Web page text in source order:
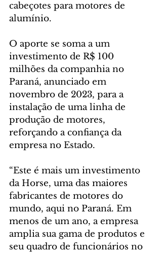
cabeçotes para motores de
alumínio.
O aporte se soma a um
investimento de R$ 100
milhões da companhia no
Paraná, anunciado em
novembro de 2023, para a
instalação de uma linha de
produção de motores,
reforçando a confiança da
empresa no Estado.
“Este é mais um investimento
da Horse, uma das maiores
fabricantes de motores do
mundo, aqui no Paraná. Em
menos de um ano, a empresa
amplia sua gama de produtos e
seu quadro de funcionários no